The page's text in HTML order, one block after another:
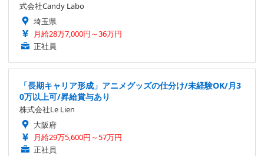
式会社Candy Labo
埼玉県
月給28万7,000円～36万円
正社員
「長期キャリア形成」アニメグッズの仕分け/未経験OK/月3
0万以上可/昇給賞与あり
株式会社Le Lien
大阪府
月給29万5,600円～57万円
正社員